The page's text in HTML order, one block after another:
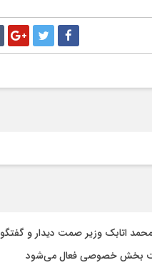
اتابك وزير صمت ديدار و
بخش خصوصی فعال می‌شود